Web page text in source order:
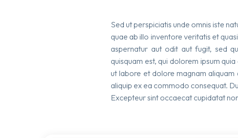
Sed ut perspiciatis unde omnis iste
quae ab illo inventore veritatis et
aspernatur aut odit aut fugit, sed
quisquam est, qui dolorem ipsum
ut labore et dolore magnam aliquam
aliquip ex ea commodo consequat.
Excepteur sint occaecat cupidatat